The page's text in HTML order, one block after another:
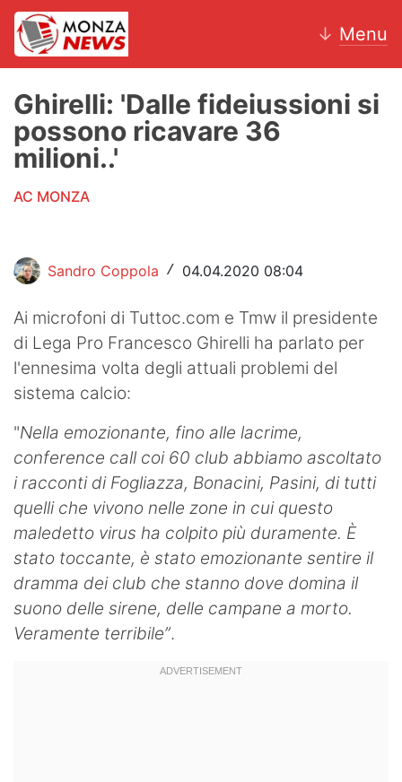
↓ Menu
News
AC Monza
Motori
Volley
Hockey
Altri sport
Hockey
Pallanuoto
Pallamano
Altre
News
Turismo
Ghirelli: 'Dalle fideiussioni si
possono ricavare 36
milioni..'
AC MONZA
Sandro Coppola / 04.04.2020 08:04
Ai microfoni di Tuttoc.com e Tmw il presidente
di Lega Pro Francesco Ghirelli ha parlato per
l'ennesima volta degli attuali problemi del
sistema calcio:
"Nella emozionante, fino alle lacrime,
conference call coi 60 club abbiamo ascoltato
i racconti di Fogliazza, Bonacini, Pasini, di tutti
quelli che vivono nelle zone in cui questo
maledetto virus ha colpito più duramente. È
stato toccante, è stato emozionante sentire il
dramma dei club che stanno dove domina il
suono delle sirene, delle campane a morto.
Veramente terribile”.